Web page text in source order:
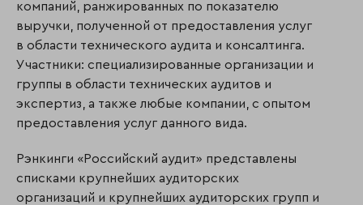
компаний, ранжированных по показателю
выручки, полученной от предоставления услуг
в области технического аудита и консалтинга.
Участники: специализированные организации и
группы в области технических аудитов и
экспертиз, а также любые компании, с опытом
предоставления услуг данного вида.
Рэнкинги «Российский аудит» представлены
списками крупнейших аудиторских
организаций и крупнейших аудиторских групп и